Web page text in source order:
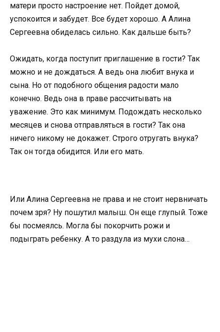
матери просто настроение нет. Пойдет домой,
успокоится и забудет. Все будет хорошо. А Алина
Сергеевна обиделась сильно. Как дальше быть?
Ожидать, когда поступит приглашение в гости? Так
можно и не дождаться. А ведь она любит внука и
сына. Но от подобного общения радости мало
конечно. Ведь она в праве рассчитывать на
уважение. Это как минимум. Подождать несколько
месяцев и снова отправляться в гости? Так она
ничего никому не докажет. Строго отругать внука?
Так он тогда обидится. Или его мать.
Или Алина Сергеевна не права и не стоит нервничать
почем зря? Ну пошутил малыш. Он еще глупый. Тоже
бы посмеялсь. Могла бы покорчить рожи и
подыграть ребенку. А то раздула из мухи слона…